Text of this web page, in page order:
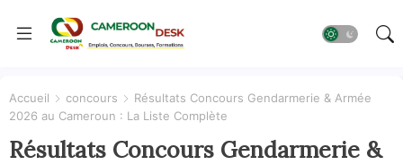
Accueil concours
Résultats Concours Gendarmerie & Armée
2026 au Cameroun : La Liste Complète
Résultats Concours Gendarmerie &